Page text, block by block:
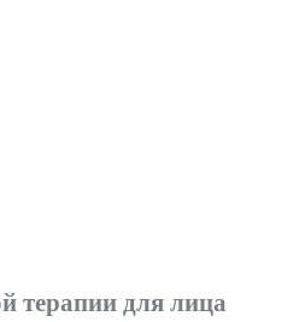
терапии для лица